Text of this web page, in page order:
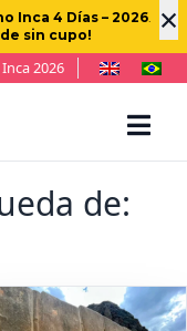
×
Inca 4 Días – 2026.
sin cupo!
2026
de: